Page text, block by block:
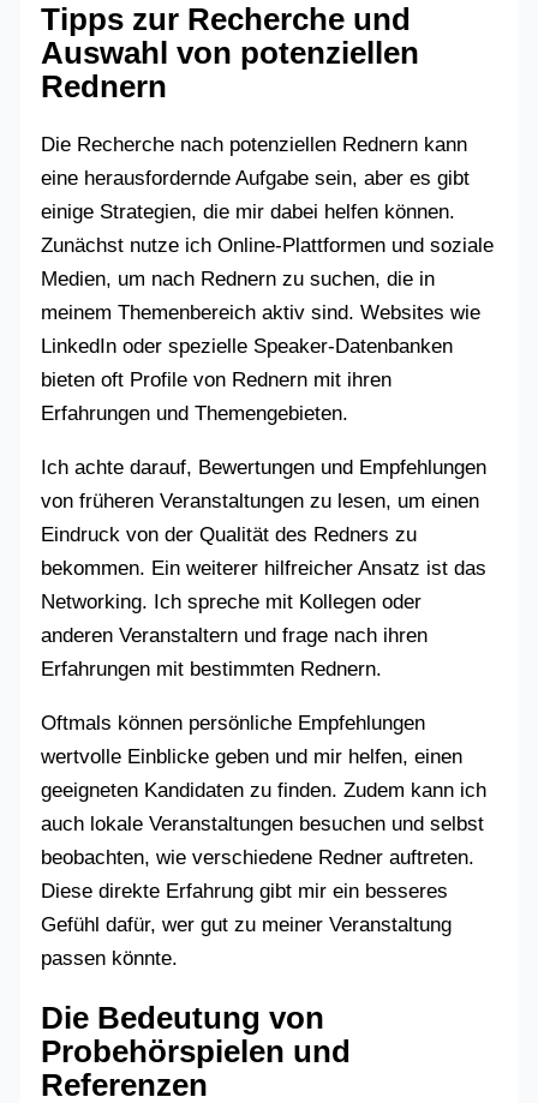
Tipps zur Recherche und
Auswahl von potenziellen
Rednern
Die Recherche nach potenziellen Rednern kann
eine herausfordernde Aufgabe sein, aber es gibt
einige Strategien, die mir dabei helfen können.
Zunächst nutze ich Online-Plattformen und soziale
Medien, um nach Rednern zu suchen, die in
meinem Themenbereich aktiv sind. Websites wie
LinkedIn oder spezielle Speaker-Datenbanken
bieten oft Profile von Rednern mit ihren
Erfahrungen und Themengebieten.
Ich achte darauf, Bewertungen und Empfehlungen
von früheren Veranstaltungen zu lesen, um einen
Eindruck von der Qualität des Redners zu
bekommen. Ein weiterer hilfreicher Ansatz ist das
Networking. Ich spreche mit Kollegen oder
anderen Veranstaltern und frage nach ihren
Erfahrungen mit bestimmten Rednern.
Oftmals können persönliche Empfehlungen
wertvolle Einblicke geben und mir helfen, einen
geeigneten Kandidaten zu finden. Zudem kann ich
auch lokale Veranstaltungen besuchen und selbst
beobachten, wie verschiedene Redner auftreten.
Diese direkte Erfahrung gibt mir ein besseres
Gefühl dafür, wer gut zu meiner Veranstaltung
passen könnte.
Die Bedeutung von
Probehörspielen und
Referenzen